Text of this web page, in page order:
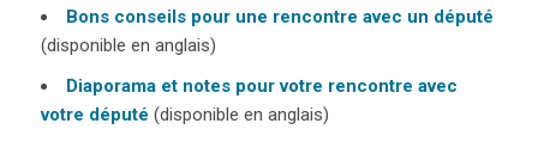
Bons conseils pour une rencontre avec un député
(disponible en anglais)
Diaporama et notes pour votre rencontre avec
votre député (disponible en anglais)